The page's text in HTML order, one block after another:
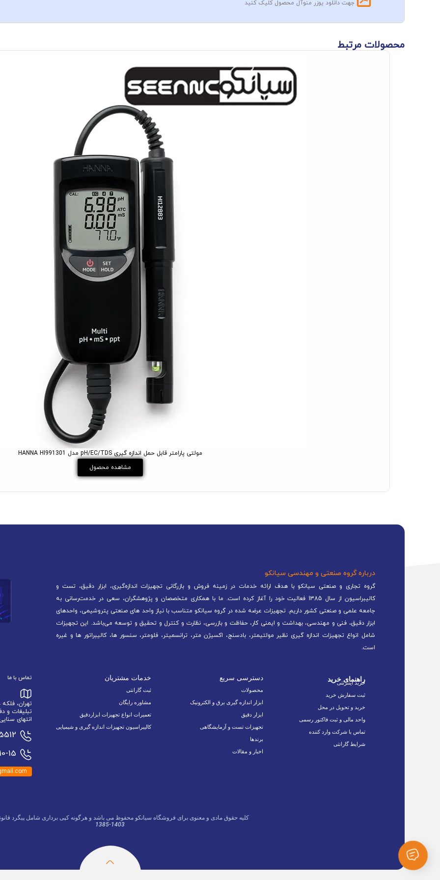
جهت دانلود یوزر منوآل محصول کلیک کنید
محصولات مرتبط
مولتی پارامتر قابل حمل اندازه گیری pH/EC/TDS مدل HANNA HI991301
مشاهده محصول
درباره گروه صنعتی و مهندسی سیانکو
گروه تجاری و صنعتی سیانکو با هدف ارائه خدمات در زمینه فروش و بازرگانی تجهیزات اندازه‌گیری، ابزار دقیق، تست و
کالیبراسیون از سال 1385 فعالیت خود را آغاز کرده است. ما با همکاری متخصصان و پژوهشگران، سعی در خدمت‌رسانی به
جامعه علمی و صنعتی کشور داریم. تجهیزات عرضه شده در گروه سیانکو متناسب با نیاز واحد های صنعتی پتروشیمی، واحدهای
ابزار دقیق، فنی و مهندسی، بهداشت و ایمنی کار، حفاظت و بازرسی، نظارت و کنترل و تحقیق و توسعه می‌باشد. این تجهیزات
شامل انواع تجهیزات اندازه گیری نظیر مولتیمتر، بادسنج، اکسیژن متر، ترانسمیتر، فلومتر، سنسور ها، کالیبراتور ها و غیره
است.
راهنمای خرید
خرید اینترنتی
ثبت سفارش خرید
خرید و تحویل در محل
واحد مالی و ثبت فاکتور رسمی
تماس با شرکت وارد کننده
شرایط گارانتی
دسترسی سریع
محصولات
ابزار اندازه گیری برق و الکترونیک
ابزار دقیق
تجهیزات تست و آزمایشگاهی
برندها
اخبار و مقالات
خدمات مشتریان
ثبت گارانتی
مشاوره رایگان
تعمیرات انواع تجهیزات ابزاردقیق
کالیبراسیون تجهیزات اندازه گیری و شیمیایی
تماس با ما
تهران،
تبلیغات و
انتهای سنایی 6 نبش اسدالله زاده 9/1 پلاک 34
15
کلیه حقوق مادی و معنوی برای فروشگاه سیانکو محفوظ می باشد و هرگونه کپی برداری شامل پیگرد
1385-1403